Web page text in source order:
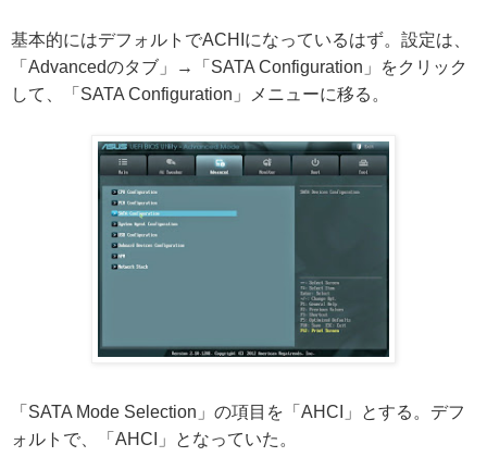
基本的にはデフォルトでACHIになっているはず。設定は、
「Advancedのタブ」→「SATA Configuration」をクリック
して、「SATA Configuration」メニューに移る。
「SATA Mode Selection」の項目を「AHCI」とする。デフ
ォルトで、「AHCI」となっていた。